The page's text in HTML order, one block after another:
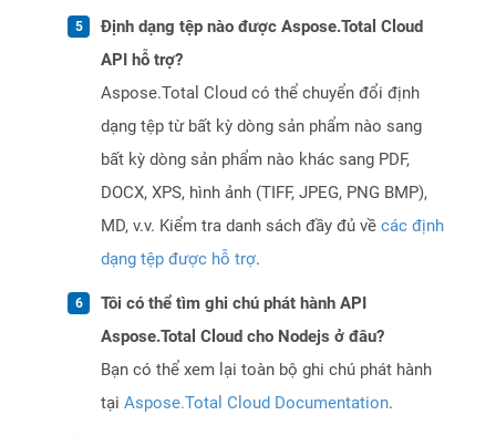
Định dạng tệp nào được Aspose.Total Cloud
API hỗ trợ?
Aspose.Total Cloud có thể chuyển đổi định
dạng tệp từ bất kỳ dòng sản phẩm nào sang
bất kỳ dòng sản phẩm nào khác sang PDF,
DOCX, XPS, hình ảnh (TIFF, JPEG, PNG BMP),
MD, v.v. Kiểm tra danh sách đầy đủ về các định
dạng tệp được hỗ trợ.
Tôi có thể tìm ghi chú phát hành API
Aspose.Total Cloud cho Nodejs ở đâu?
Bạn có thể xem lại toàn bộ ghi chú phát hành
tại Aspose.Total Cloud Documentation.